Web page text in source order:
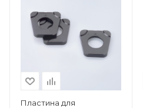
Пластина для